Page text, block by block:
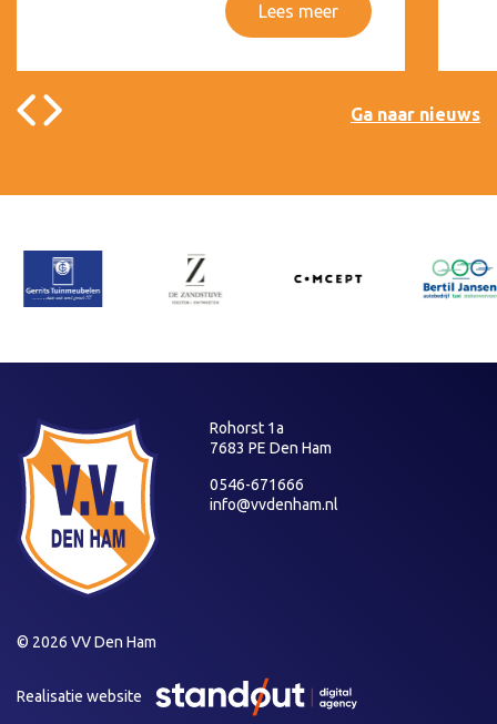
Lees meer
Ga naar nieuws
Rohorst 1a
7683 PE Den Ham
0546-671666
info@vvdenham.nl
© 2026 VV Den Ham
Realisatie website